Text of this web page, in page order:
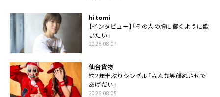
hitomi
【インタビュー】「その人の胸に響くように歌
いたい」
2026.08.07
仙台貨物
約2年半ぶりシングル「みんな笑顔ぬさせで
あげだい」
2026.08.05